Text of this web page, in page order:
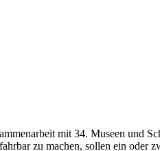
mit 34. Museen und
zu machen, sollen ein oder